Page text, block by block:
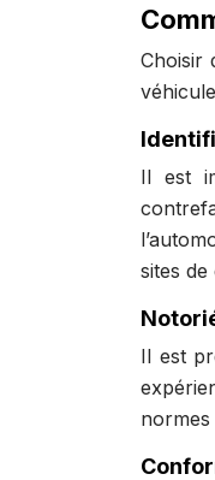
Choisir
Il est
sites
Il est